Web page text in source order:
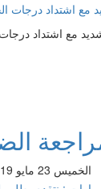
مع اشتداد
الخميس 23 مايو 2019 10:27 مساءً